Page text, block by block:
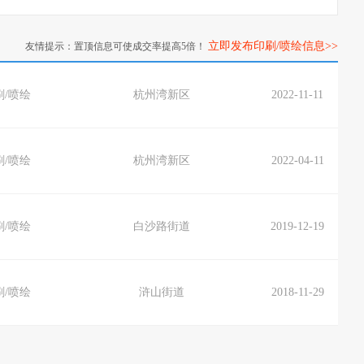
友情提示：置顶信息可使成交率提高5倍！ 立即发布印刷/喷绘信息>>
/喷绘 杭州湾新区 2022-11-11
/喷绘 杭州湾新区 2022-04-11
/喷绘 白沙路街道 2019-12-19
/喷绘 浒山街道 2018-11-29